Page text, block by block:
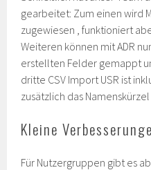
gearbeitet: Zum einen wird
zugewiesen , funktioniert
Weiteren können mit ADR
erstellten Felder gemappt
dritte CSV Import USR ist
zusätzlich das
Kleine
Für Nutzergruppen gibt es